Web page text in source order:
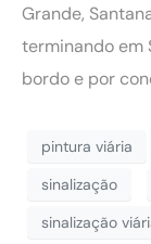
Grande,
terminando em
bordo e por
pintura viária
sinalização
sinalização